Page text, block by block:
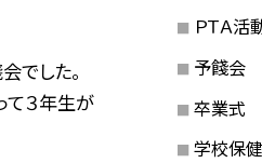
でした。
て３年生が
ＰＴＡ活
予餞会
卒業式
学校保